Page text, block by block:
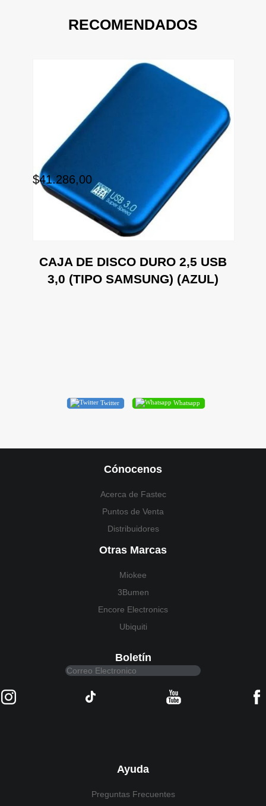
RECOMENDADOS
CAJA DE DISCO DURO 2,5 USB
3,0 (TIPO SAMSUNG) (AZUL)
$41.286,00
Twitter Whatsapp
Cónocenos
Acerca de Fastec
Puntos de Venta
Distribuidores
Otras Marcas
Miokee
3Bumen
Encore Electronics
Ubiquiti
Boletín
Ayuda
Preguntas Frecuentes